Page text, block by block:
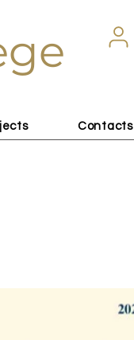
Contacts